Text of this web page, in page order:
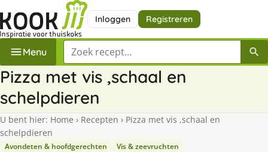
Inloggen Registreren
Menu Zoek een recept
Pizza met vis ,schaal en
schelpdieren
U bent hier: Home › Recepten › Pizza met vis ,schaal en
schelpdieren
Avondeten & hoofdgerechten Vis & zeevruchten